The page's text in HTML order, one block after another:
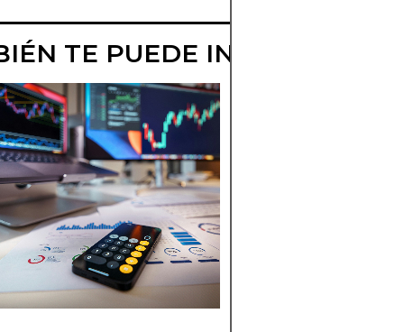
TE PUEDE INTERESAR